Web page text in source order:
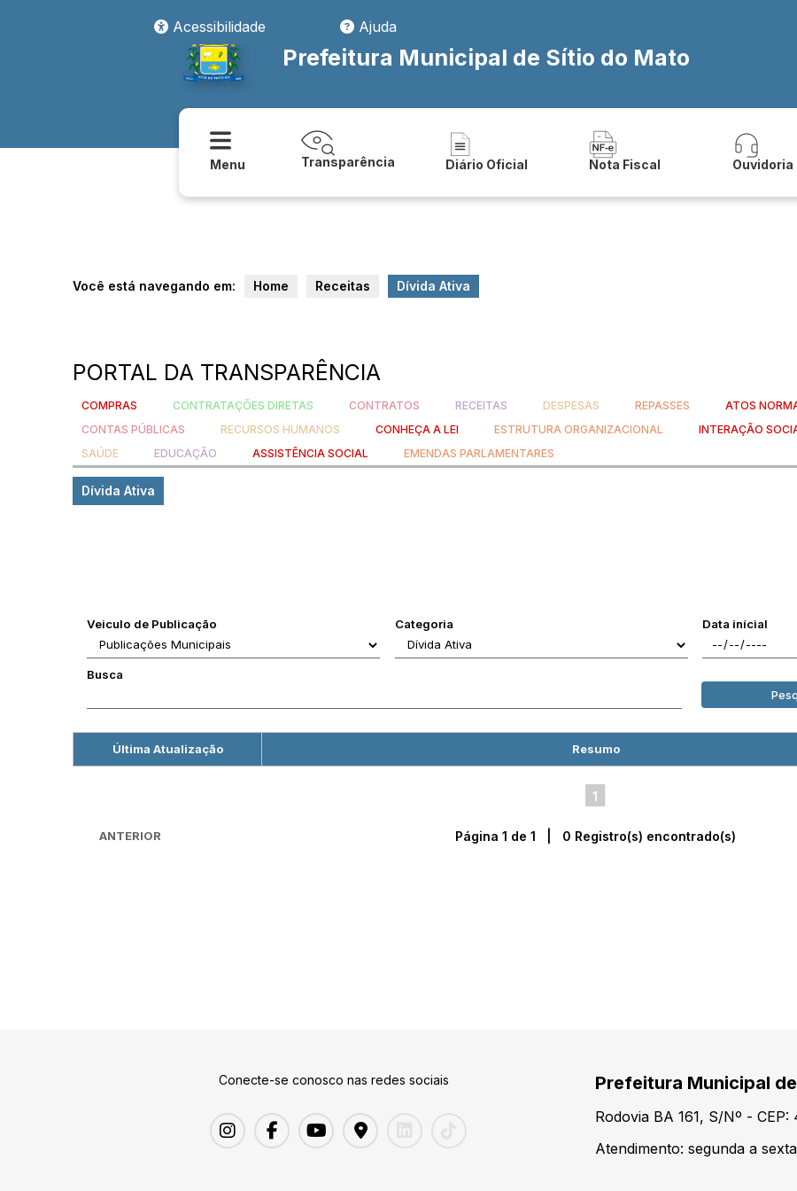
Acessibilidade Ajuda
Prefeitura Municipal de Sítio do Mato
Menu Transparência Diário Oficial Nota Fiscal Ouvidoria
Você está navegando em: Home Receitas Dívida Ativa
PORTAL DA TRANSPARÊNCIA
COMPRAS CONTRATAÇÕES DIRETAS CONTRATOS RECEITAS DESPESAS REPASSES ATOS
CONTAS PÚBLICAS
RECURSOS HUMANOS CONHEÇA A LEI ESTRUTURA ORGANIZACIONAL INTERAÇÃO
SAÚDE
EDUCAÇÃO ASSISTÊNCIA SOCIAL EMENDAS PARLAMENTARES
Dívida Ativa
Veiculo de Publicação Categoria Data inícial
Busca
Última Atualização Resumo
1
ANTERIOR Página 1 de 1 | 0 Registro(s) encontrado(s)
Conecte-se conosco nas redes sociais Prefeitura Municipal
Rodovia BA 161, S/Nº -
Atendimento: segunda a